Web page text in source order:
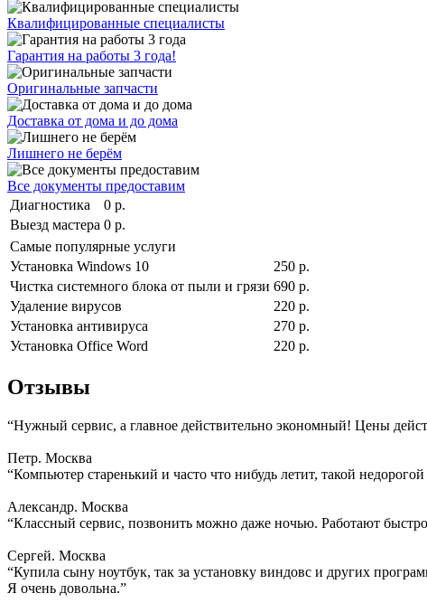
Квалифицированные специалисты
Гарантия на работы 3 года!
Оригинальные запчасти
Доставка от дома и до дома
Лишнего не берём
Все документы предоставим
Диагностика
0 р.
Выезд мастера 0 р.
Самые популярные услуги
Установка Windows 10
250 р.
Чистка системного блока от пыли и грязи 690 р.
Удаление вирусов
220 р.
Установка антивируса
270 р.
Установка Office Word
220 р.
Отзывы
“Нужный сервис, а главное действительно экономный! Цены
Петр. Москва
“Компьютер старенький и часто что нибудь летит, такой
Александр. Москва
“Классный сервис, позвонить можно даже ночью. Работают
Сергей. Москва
“Купила сыну ноутбук, так за установку виндовс и других
Я очень довольна.”